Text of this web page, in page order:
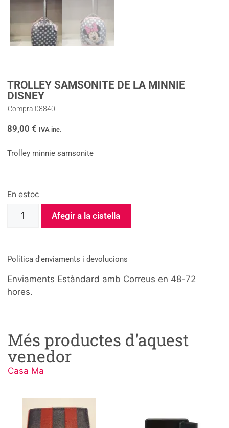
TROLLEY SAMSONITE DE LA MINNIE
DISNEY
Compra 08840
89,00 € IVA inc.
Trolley minnie samsonite
En estoc
Afegir a la cistella
Política d'enviaments i devolucions
Enviaments Estàndard amb Correus en 48-72
hores.
Més productes d'aquest
venedor
Casa Ma